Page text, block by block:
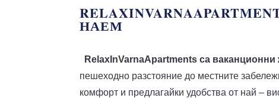
НАЕМ
RelaxInVarnaApartments са
пешеходно разстояние до местните
комфорт и предлагайки удобства от най –